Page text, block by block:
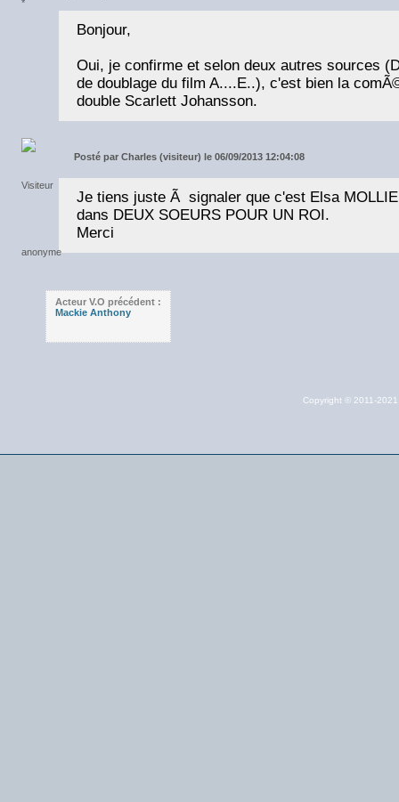
Bonjour,
Oui, je confirme et selon deux autres sources
de doublage du film A....E..), c'est bien la
double Scarlett Johansson.
Posté par Charles (visiteur) le 06/09/2013 12:04:08
Je tiens juste Ã signaler que c'est Elsa
dans DEUX SOEURS POUR UN ROI.
Merci
Acteur V.O précédent :
Mackie Anthony
Copyright © 2011-